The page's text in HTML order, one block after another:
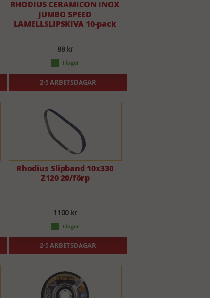
RHODIUS CERAMICON INOX
JUMBO SPEED
LAMELLSLIPSKIVA 10-pack
88 kr
2-5 ARBETSDAGAR
Rhodius Slipband 10x330
Z120 20/förp
1100 kr
2-5 ARBETSDAGAR